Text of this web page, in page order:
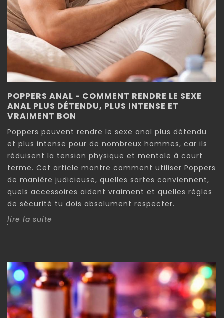
POPPERS ANAL - COMMENT RENDRE LE SEXE
ANAL PLUS DÉTENDU, PLUS INTENSE ET
VRAIMENT BON
Poppers peuvent rendre le sexe anal plus détendu
et plus intense pour de nombreux hommes, car ils
réduisent la tension physique et mentale à court
terme. Cet article montre comment utiliser Poppers
de manière judicieuse, quelles sortes conviennent,
quels accessoires aident vraiment et quelles règles
de sécurité tu dois absolument respecter.
lire la suite